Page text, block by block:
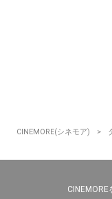
CINEMORE(シネモア)